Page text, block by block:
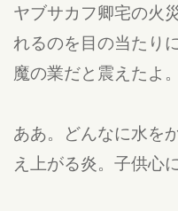
ヤブサカフ卿宅の火
れるのを目の当たり
魔の業だと震えたよ。
ああ。どんなに水を
え上がる炎。子供心